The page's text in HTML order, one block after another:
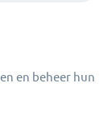
en beheer hun